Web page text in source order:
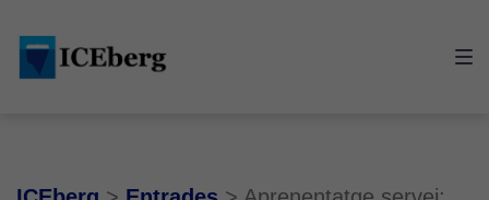
main
content
footer